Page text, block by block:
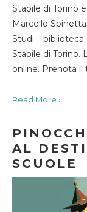
Stabile di Torino
Marcello
Studi – biblioteca
Stabile di Torino.
online. Prenota il
Read More ›
AL
SCUOLE